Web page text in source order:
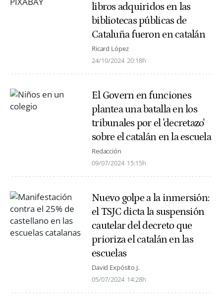
libros adquiridos en las
bibliotecas públicas de
Cataluña fueron en catalán
Ricard López
24/10/2024 20:18h
El Govern en funciones
plantea una batalla en los
tribunales por el 'decretazo'
sobre el catalán en la escuela
Redacción
09/07/2024 15:15h
Nuevo golpe a la inmersión:
el TSJC dicta la suspensión
cautelar del decreto que
prioriza el catalán en las
escuelas
David Expósito J.
05/07/2024 14:28h